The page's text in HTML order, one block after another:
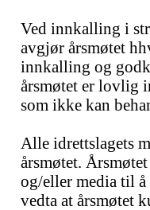
Ved innkalling i
avgjør årsmøtet
innkalling og
årsmøtet er lovlig
som ikke kan
Alle idrettslagets
årsmøtet.
og/eller media til
vedta at årsmøtet